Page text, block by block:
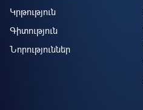
Կրթություն
Գիտություն
Նորություններ